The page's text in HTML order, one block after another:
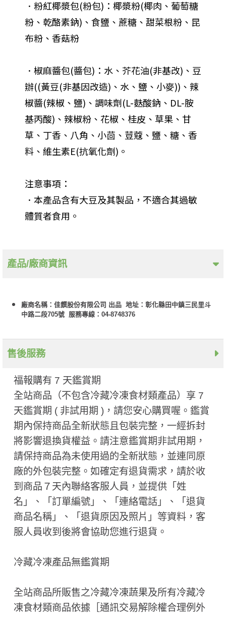
．粉紅椰漿包(粉包)：椰漿粉(椰肉、葡萄糖
粉、乾酪素鈉)、食鹽、蔗糖、甜菜根粉、昆
布粉、香菇粉
．椒麻醬包(醬包)：水、芥花油(非基改)、豆
辦((黃豆(非基因改造)、水、鹽、小麥))、辣
椒醬(辣椒、鹽)、調味劑(L-麩酸鈉、DL-胺
基丙酸)、辣椒粉、花椒、桂皮、草果、甘
草、丁香、八角、小茴、荳蔻、鹽、糖、香
料、維生素E(抗氧化劑)。
注意事項：
．本產品含有大豆及其製品，不適合其過敏
體質者食用。
產品/廠商資訊
廠商名稱：佳饌股份有限公司 出品 地址：彰化縣田中鎮三民里斗
中路二段705號 服務專線：04-8748376
售後服務
福報購有 7 天鑑賞期
全站商品（不包含冷藏冷凍食材類產品）享 7
天鑑賞期 ( 非試用期 ​)，請您安心購買喔。鑑賞
期內保持商品全新狀態且包裝完整，一經拆封
將影響退換貨權益。請注意鑑賞期非試用期，
請保持商品為未使用過的全新狀態，並連同原
廠的外包裝完整。如確定有退貨需求，請於收
到商品７天內聯絡客服人員，並提供「姓
名」、「訂單編號」、「連絡電話」、「退貨
商品名稱」、「退貨原因及照片」等資料，客
服人員收到後將會協助您進行退貨。
冷藏冷凍產品無鑑賞期
全站商品所販售之冷藏冷凍蔬果及所有冷藏冷
凍食材類商品依據［通訊交易解除權合理例外